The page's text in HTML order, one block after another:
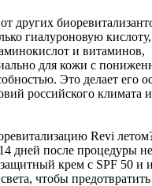
других
гиалуроновую
и витаминов,
для кожи с
Это делает его
российского климата и
Revi
дней после процедуры
крем с SPF 50 и
чтобы предотвратить